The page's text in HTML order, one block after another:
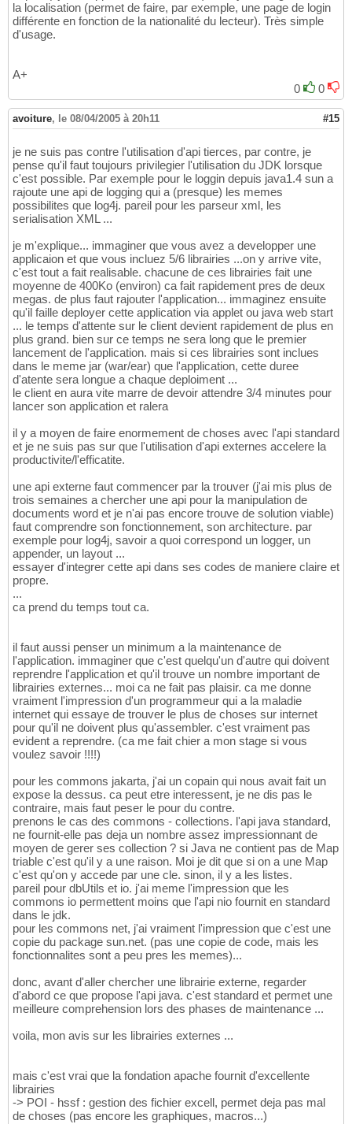
la localisation (permet de faire, par exemple, une page de login
différente en fonction de la nationalité du lecteur). Très simple
d'usage.
A+
0
0
avoiture, le 08/04/2005 à 20h11 #15
je ne suis pas contre l'utilisation d'api tierces, par contre, je
pense qu'il faut toujours privilegier l'utilisation du JDK lorsque
c'est possible. Par exemple pour le loggin depuis java1.4 sun a
rajoute une api de logging qui a (presque) les memes
possibilites que log4j. pareil pour les parseur xml, les
serialisation XML ...
je m'explique... immaginer que vous avez a developper une
applicaion et que vous incluez 5/6 librairies ...on y arrive vite,
c'est tout a fait realisable. chacune de ces librairies fait une
moyenne de 400Ko (environ) ca fait rapidement pres de deux
megas. de plus faut rajouter l'application... immaginez ensuite
qu'il faille deployer cette application via applet ou java web start
... le temps d'attente sur le client devient rapidement de plus en
plus grand. bien sur ce temps ne sera long que le premier
lancement de l'application. mais si ces librairies sont inclues
dans le meme jar (war/ear) que l'application, cette duree
d'atente sera longue a chaque deploiment ...
le client en aura vite marre de devoir attendre 3/4 minutes pour
lancer son application et ralera
il y a moyen de faire enormement de choses avec l'api standard
et je ne suis pas sur que l'utilisation d'api externes accelere la
productivite/l'efficatite.
une api externe faut commencer par la trouver (j'ai mis plus de
trois semaines a chercher une api pour la manipulation de
documents word et je n'ai pas encore trouve de solution viable)
faut comprendre son fonctionnement, son architecture. par
exemple pour log4j, savoir a quoi correspond un logger, un
appender, un layout ...
essayer d'integrer cette api dans ses codes de maniere claire et
propre.
...
ca prend du temps tout ca.
il faut aussi penser un minimum a la maintenance de
l'application. immaginer que c'est quelqu'un d'autre qui doivent
reprendre l'application et qu'il trouve un nombre important de
librairies externes... moi ca ne fait pas plaisir. ca me donne
vraiment l'impression d'un programmeur qui a la maladie
internet qui essaye de trouver le plus de choses sur internet
pour qu'il ne doivent plus qu'assembler. c'est vraiment pas
evident a reprendre. (ca me fait chier a mon stage si vous
voulez savoir !!!!)
pour les commons jakarta, j'ai un copain qui nous avait fait un
expose la dessus. ca peut etre interessent, je ne dis pas le
contraire, mais faut peser le pour du contre.
prenons le cas des commons - collections. l'api java standard,
ne fournit-elle pas deja un nombre assez impressionnant de
moyen de gerer ses collection ? si Java ne contient pas de Map
triable c'est qu'il y a une raison. Moi je dit que si on a une Map
c'est qu'on y accede par une cle. sinon, il y a les listes.
pareil pour dbUtils et io. j'ai meme l'impression que les
commons io permettent moins que l'api nio fournit en standard
dans le jdk.
pour les commons net, j'ai vraiment l'impression que c'est une
copie du package sun.net. (pas une copie de code, mais les
fonctionnalites sont a peu pres les memes)...
donc, avant d'aller chercher une librairie externe, regarder
d'abord ce que propose l'api java. c'est standard et permet une
meilleure comprehension lors des phases de maintenance ...
voila, mon avis sur les librairies externes ...
mais c'est vrai que la fondation apache fournit d'excellente
librairies
-> POI - hssf : gestion des fichier excell, permet deja pas mal
de choses (pas encore les graphiques, macros...)